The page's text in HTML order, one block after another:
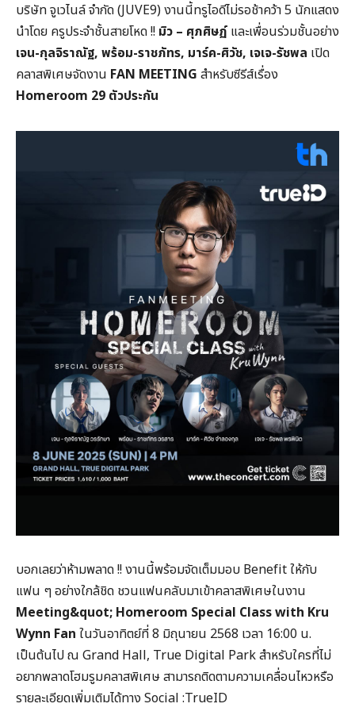
บริษัท จูเวไนล์ จำกัด (JUVE9) งานนี้ทรูไอดีไม่รอช้าคว้า 5 นักแสดง
นำโดย ครูประจำชั้นสายโหด !! มิว – ศุภศิษฏ์ และเพื่อนร่วมชั้นอย่าง
เจน-กุลจิราณัฐ, พร้อม-ราชภัทร, มาร์ค-ศิวัช, เจเจ-รัชพล เปิด
คลาสพิเศษจัดงาน FAN MEETING สำหรับซีรีส์เรื่อง
Homeroom 29 ตัวประกัน
บอกเลยว่าห้ามพลาด !! งานนี้พร้อมจัดเต็มมอบ Benefit ให้กับ
แฟน ๆ อย่างใกล้ชิด ชวนแฟนคลับมาเข้าคลาสพิเศษในงาน
Meeting&quot; Homeroom Special Class with Kru
Wynn Fan ในวันอาทิตย์ที่ 8 มิถุนายน 2568 เวลา 16:00 น.
เป็นต้นไป ณ Grand Hall, True Digital Park สำหรับใครที่ไม่
อยากพลาดโฮมรูมคลาสพิเศษ สามารถติดตามความเคลื่อนไหวหรือ
รายละเอียดเพิ่มเติมได้ทาง Social :TrueID